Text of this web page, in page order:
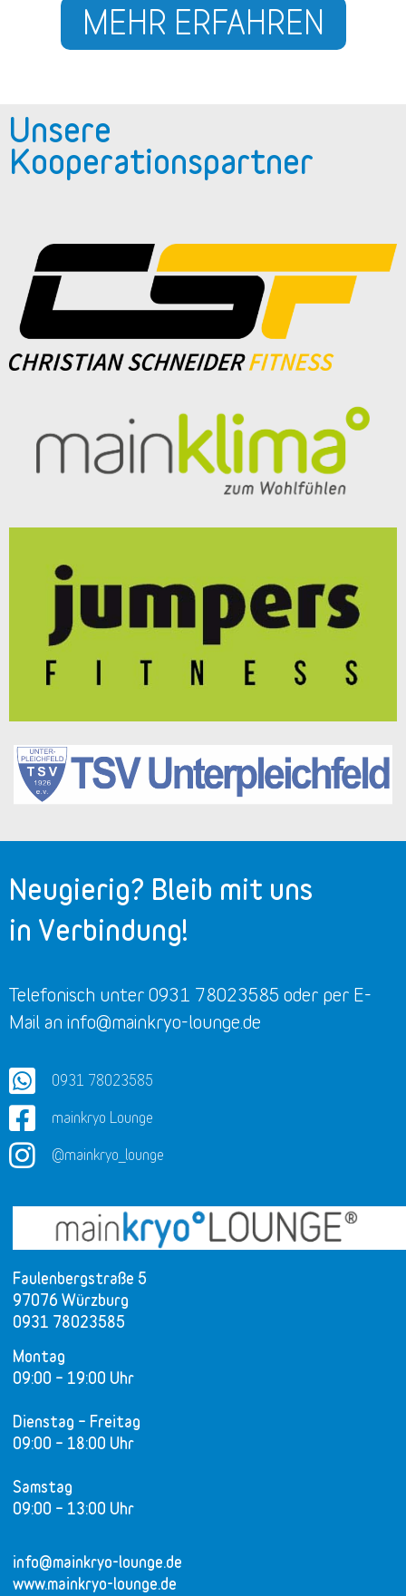
MEHR ERFAHREN
Unsere
Kooperationspartner
Faulenbergstraße 5
97076 Würzburg
0931 78023585
Montag
09:00 – 19:00 Uhr
Dienstag – Freitag
09:00 – 18:00 Uhr
Samstag
09:00 – 13:00 Uhr
info@mainkryo-lounge.de
www.mainkryo-lounge.de
Neugierig? Bleib mit uns
in Verbindung!
Telefonisch unter 0931 78023585 oder per E-
Mail an info@mainkryo-lounge.de
0931 78023585
mainkryo Lounge
@mainkryo_lounge